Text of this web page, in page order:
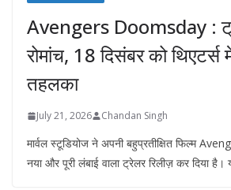
Avengers Doomsday :
रोमांच, 18 दिसंबर को थिएटर्स
तहलका
July 21, 2026 Chandan Singh
मार्वल स्टूडियोज ने अपनी बहुप्रतीक्षित फिल्म
नया और पूरी लंबाई वाला ट्रेलर रिलीज़ कर दिया है।